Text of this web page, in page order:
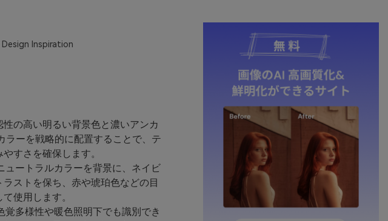
Inspiration
の高い明るい背景色と濃いアンカ
ーを戦略的に配置することで、テ
すさを確保します。
ートラルカラーを背景に、ネイビ
ストを保ち、赤や琥珀色などの目
使用します。
多様性や暖色照明下でも識別でき